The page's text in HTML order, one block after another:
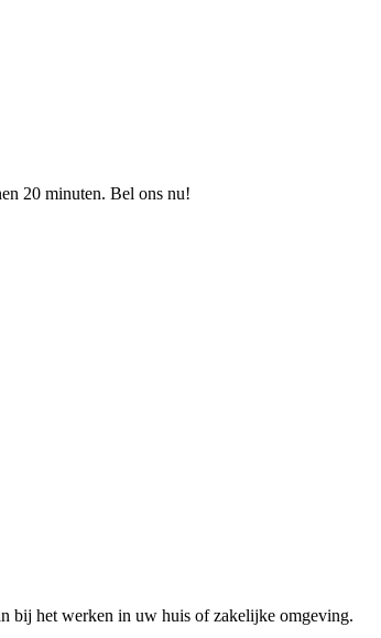
20 minuten. Bel ons nu!
bij het werken in uw huis of zakelijke omgeving.